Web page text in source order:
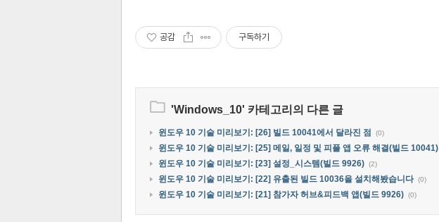
공감 구독하기
'Windows_10' 카테고리의 다른 글
윈도우 10 기술 미리보기: [26] 빌드 10041에서 달라진 점 (0)
윈도우 10 기술 미리보기: [25] 메일, 일정 및 피플 앱 오류 해결(빌드 10041)
윈도우 10 기술 미리보기: [23] 설정_시스템(빌드 9926) (2)
윈도우 10 기술 미리보기: [22] 유출된 빌드 10036을 설치해봤습니다 (0)
윈도우 10 기술 미리보기: [21] 참가자 허브&피드백 앱(빌드 9926) (0)